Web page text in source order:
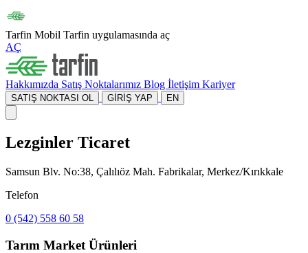
Tarfin Mobil Tarfin uygulamasında aç
AÇ
Hakkımızda Satış Noktalarımız Blog İletişim Kariyer
SATIŞ NOKTASI OL GİRİŞ YAP EN
Lezginler Ticaret
Samsun Blv. No:38, Çalılıöz Mah. Fabrikalar, Merkez/Kırıkkale
Telefon
0 (542) 558 60 58
Tarım Market Ürünleri